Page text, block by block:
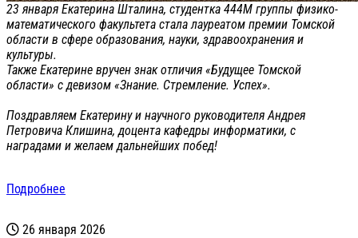
23 января Екатерина Шталина, студентка 444М группы физико-
математического факультета стала лауреатом премии Томской
области в сфере образования, науки, здравоохранения и
культуры.
Также Екатерине вручен знак отличия «Будущее Томской
области» с девизом «Знание. Стремление. Успех».
Поздравляем Екатерину и научного руководителя Андрея
Петровича Клишина, доцента кафедры информатики, с
наградами и желаем дальнейших побед!
Подробнее
26 января 2026